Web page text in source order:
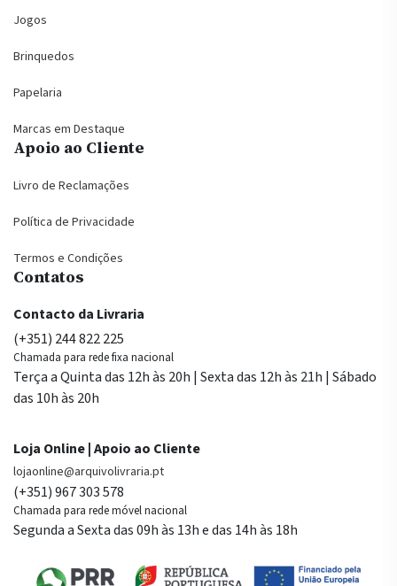
Jogos
Brinquedos
Papelaria
Marcas em Destaque
Apoio ao Cliente
Livro de Reclamações
Política de Privacidade
Termos e Condições
Contatos
Contacto da Livraria
(+351) 244 822 225
Chamada para rede fixa nacional
Terça a Quinta das 12h às 20h | Sexta das 12h às 21h | Sábado
das 10h às 20h
Loja Online | Apoio ao Cliente
lojaonline@arquivolivraria.pt
(+351) 967 303 578
Chamada para rede móvel nacional
Segunda a Sexta das 09h às 13h e das 14h às 18h